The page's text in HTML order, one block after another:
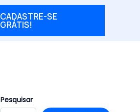
CADASTRE-SE
GRÁTIS!
Pesquisar